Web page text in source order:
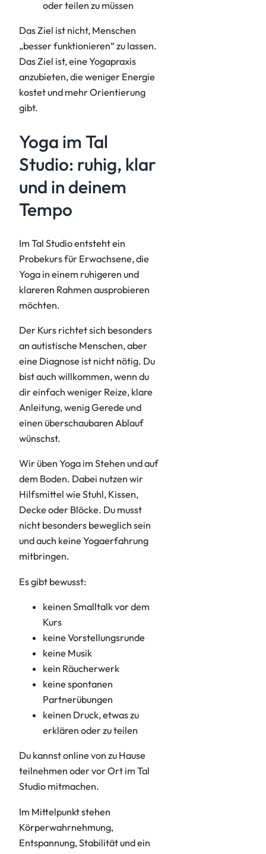
oder teilen zu müssen
Das Ziel ist nicht, Menschen
„besser funktionieren“ zu lassen.
Das Ziel ist, eine Yogapraxis
anzubieten, die weniger Energie
kostet und mehr Orientierung
gibt.
Yoga im Tal
Studio: ruhig, klar
und in deinem
Tempo
Im Tal Studio entsteht ein
Probekurs für Erwachsene, die
Yoga in einem ruhigeren und
klareren Rahmen ausprobieren
möchten.
Der Kurs richtet sich besonders
an autistische Menschen, aber
eine Diagnose ist nicht nötig. Du
bist auch willkommen, wenn du
dir einfach weniger Reize, klare
Anleitung, wenig Gerede und
einen überschaubaren Ablauf
wünschst.
Wir üben Yoga im Stehen und auf
dem Boden. Dabei nutzen wir
Hilfsmittel wie Stuhl, Kissen,
Decke oder Blöcke. Du musst
nicht besonders beweglich sein
und auch keine Yogaerfahrung
mitbringen.
Es gibt bewusst:
keinen Smalltalk vor dem
Kurs
keine Vorstellungsrunde
keine Musik
kein Räucherwerk
keine spontanen
Partnerübungen
keinen Druck, etwas zu
erklären oder zu teilen
Du kannst online von zu Hause
teilnehmen oder vor Ort im Tal
Studio mitmachen.
Im Mittelpunkt stehen
Körperwahrnehmung,
Entspannung, Stabilität und ein